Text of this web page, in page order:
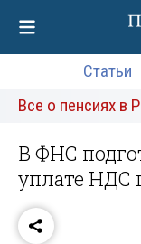
Статьи
Все о пенсиях в
В ФНС
уплате НДС